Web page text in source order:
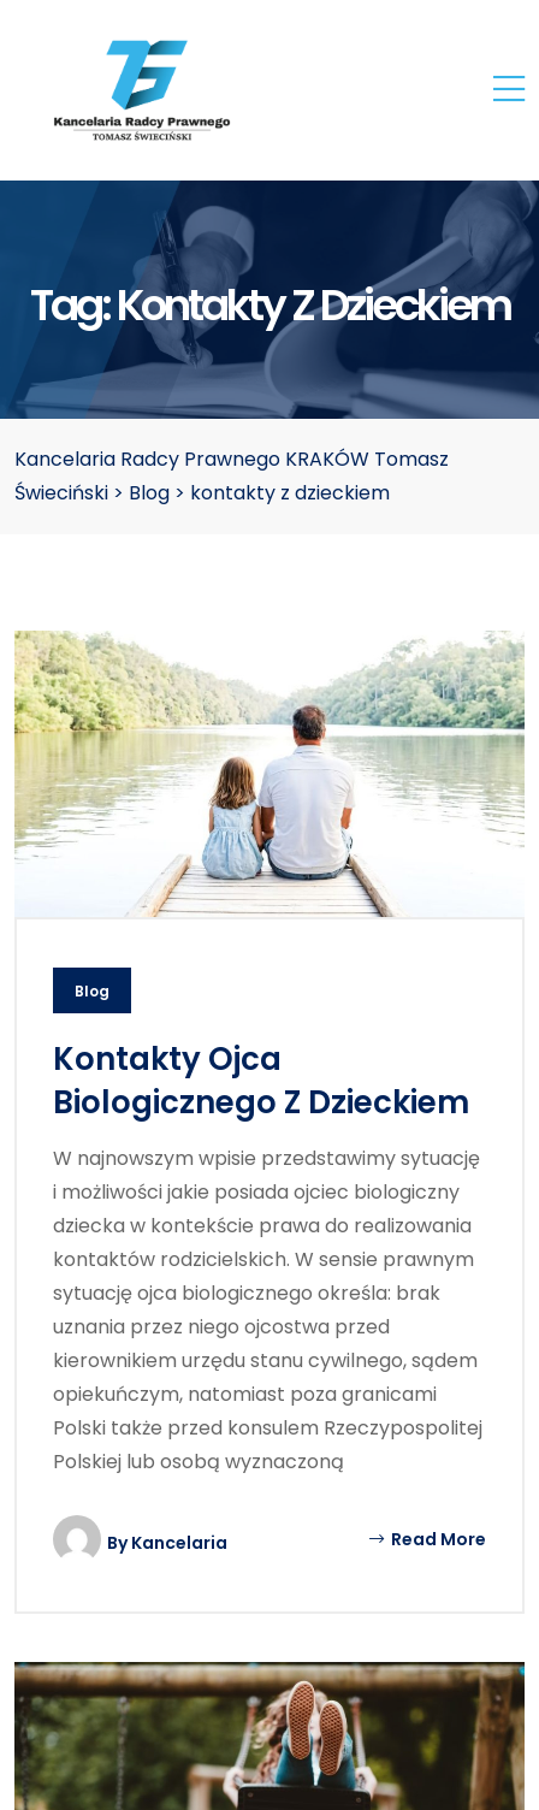
Tag:Kontakty Z Dzieckiem
Kancelaria Radcy Prawnego KRAKÓW Tomasz
Świeciński > Blog > kontakty z dzieckiem
Blog
Kontakty Ojca
Biologicznego Z Dzieckiem
W najnowszym wpisie przedstawimy sytuację
i możliwości jakie posiada ojciec biologiczny
dziecka w kontekście prawa do realizowania
kontaktów rodzicielskich. W sensie prawnym
sytuację ojca biologicznego określa: brak
uznania przez niego ojcostwa przed
kierownikiem urzędu stanu cywilnego, sądem
opiekuńczym, natomiast poza granicami
Polski także przed konsulem Rzeczypospolitej
Polskiej lub osobą wyznaczoną
ByKancelaria Read More